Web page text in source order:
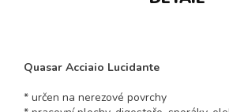
Quasar Acciaio Lucidante
* určen na nerezové povrchy